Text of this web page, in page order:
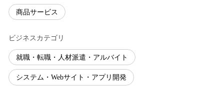
商品サービス
ビジネスカテゴリ
就職・転職・人材派遣・アルバイト
システム・Webサイト・アプリ開発